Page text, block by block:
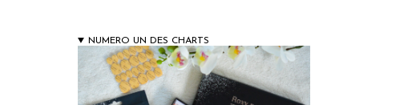
NUMERO UN DES CHARTS